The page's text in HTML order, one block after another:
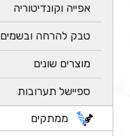
אפייה וקונדיטוריה
טבק להרחה ובשמים
מוצרים שונים
ספיישל תערובות
ממתקים